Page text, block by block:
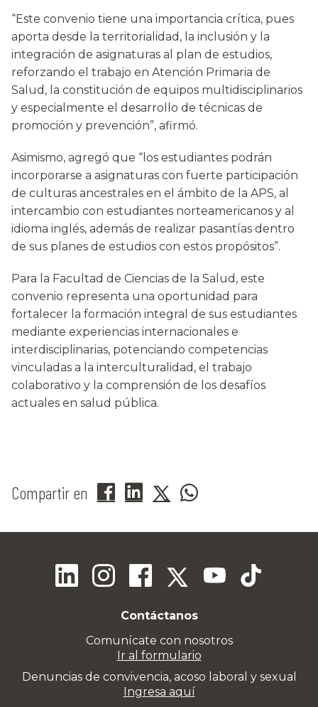
“Este convenio tiene una importancia crítica, pues
aporta desde la territorialidad, la inclusión y la
integración de asignaturas al plan de estudios,
reforzando el trabajo en Atención Primaria de
Salud, la constitución de equipos multidisciplinarios
y especialmente el desarrollo de técnicas de
promoción y prevención”, afirmó.
Asimismo, agregó que “los estudiantes podrán
incorporarse a asignaturas con fuerte participación
de culturas ancestrales en el ámbito de la APS, al
intercambio con estudiantes norteamericanos y al
idioma inglés, además de realizar pasantías dentro
de sus planes de estudios con estos propósitos”.
Para la Facultad de Ciencias de la Salud, este
convenio representa una oportunidad para
fortalecer la formación integral de sus estudiantes
mediante experiencias internacionales e
interdisciplinarias, potenciando competencias
vinculadas a la interculturalidad, el trabajo
colaborativo y la comprensión de los desafíos
actuales en salud pública.
Compartir en
Contáctanos
Comunícate con nosotros
Ir al formulario
Denuncias de convivencia, acoso laboral y sexual
Ingresa aquí